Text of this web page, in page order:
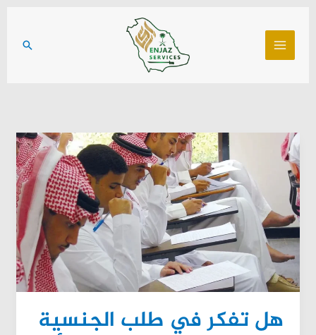
المحتوى
البحث
هل تفكر في طلب الجنسية
هل
تفكر
طلب
الجنسية
السعودية؟
إليك
ما
يجب
تعرفه